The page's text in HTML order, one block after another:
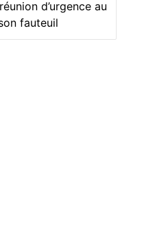
d’urgence au
fauteuil